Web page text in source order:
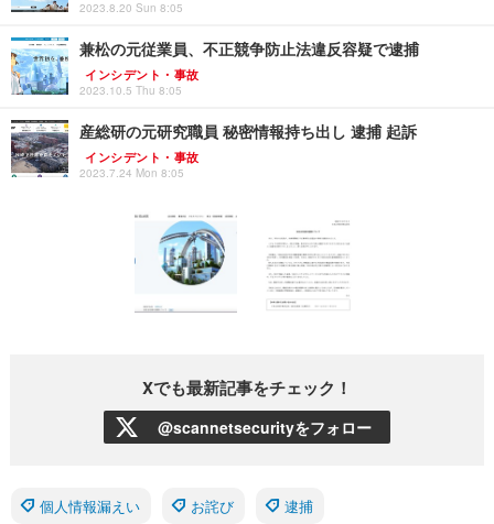
2023.8.20 Sun 8:05
兼松の元従業員、不正競争防止法違反容疑で逮捕
インシデント・事故
2023.10.5 Thu 8:05
産総研の元研究職員 秘密情報持ち出し 逮捕 起訴
インシデント・事故
2023.7.24 Mon 8:05
Xでも最新記事をチェック！
@scannetsecurityをフォロー
個人情報漏えい お詫び 逮捕